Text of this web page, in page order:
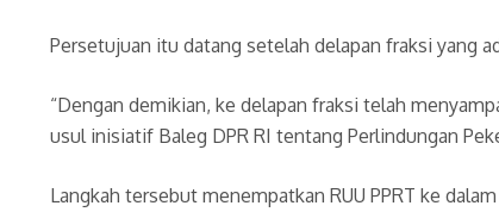
Persetujuan itu datang setelah delapan fraksi yang
“Dengan demikian, ke delapan fraksi telah
usul inisiatif Baleg DPR RI tentang Perlindungan
Langkah tersebut menempatkan RUU PPRT ke